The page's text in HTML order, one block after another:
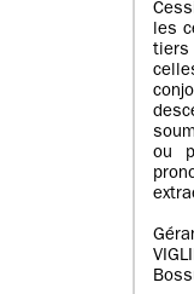
les
ou